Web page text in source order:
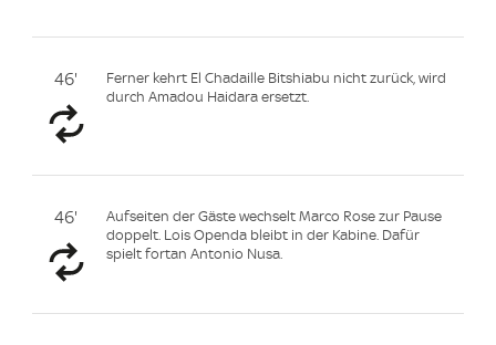
46'
Ferner kehrt El Chadaille Bitshiabu nicht zurück, wird
durch Amadou Haidara ersetzt.
46'
Aufseiten der Gäste wechselt Marco Rose zur Pause
doppelt. Lois Openda bleibt in der Kabine. Dafür
spielt fortan Antonio Nusa.